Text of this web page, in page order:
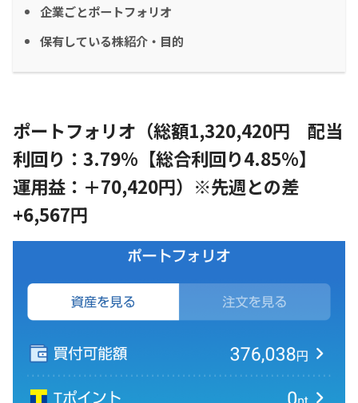
企業ごとポートフォリオ
保有している株紹介・目的
ポートフォリオ（総額1,320,420円 配当
利回り：3.79%【総合利回り4.85%】
運用益：＋70,420円）※先週との差
+6,567円